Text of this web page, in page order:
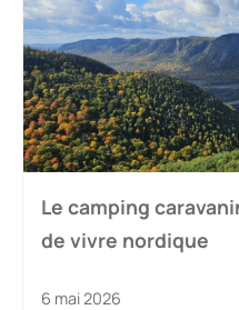
Le camping
de vivre nordique
6 mai 2026